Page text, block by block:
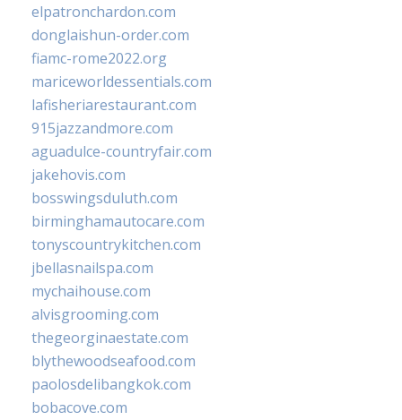
elpatronchardon.com
donglaishun-order.com
fiamc-rome2022.org
mariceworldessentials.com
lafisheriarestaurant.com
915jazzandmore.com
aguadulce-countryfair.com
jakehovis.com
bosswingsduluth.com
birminghamautocare.com
tonyscountrykitchen.com
jbellasnailspa.com
mychaihouse.com
alvisgrooming.com
thegeorginaestate.com
blythewoodseafood.com
paolosdelibangkok.com
bobacove.com